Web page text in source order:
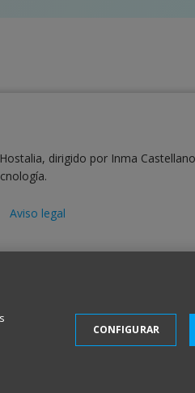
dirigido por Inma
Aviso legal
CONFIGURAR